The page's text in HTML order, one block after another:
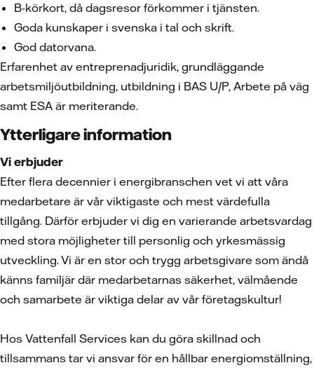
B-körkort, då dagsresor förkommer i tjänsten.
Goda kunskaper i svenska i tal och skrift.
God datorvana.
Erfarenhet av entreprenadjuridik, grundläggande
arbetsmiljöutbildning, utbildning i BAS U/P, Arbete på väg
samt ESA är meriterande.
Ytterligare information
Vi erbjuder
Efter flera decennier i energibranschen vet vi att våra
medarbetare är vår viktigaste och mest värdefulla
tillgång. Därför erbjuder vi dig en varierande arbetsvardag
med stora möjligheter till personlig och yrkesmässig
utveckling. Vi är en stor och trygg arbetsgivare som ändå
känns familjär där medarbetarnas säkerhet, välmående
och samarbete är viktiga delar av vår företagskultur!
Hos Vattenfall Services kan du göra skillnad och
tillsammans tar vi ansvar för en hållbar energiomställning,